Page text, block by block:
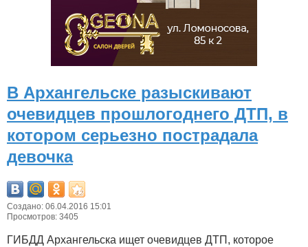
В Архангельске разыскивают
очевидцев прошлогоднего ДТП, в
котором серьезно пострадала
девочка
Создано: 06.04.2016 15:01
Просмотров: 3405
ГИБДД Архангельска ищет очевидцев ДТП, которое